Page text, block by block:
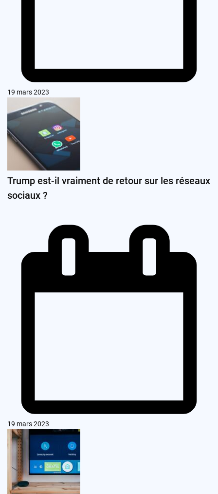
19 mars 2023
Trump est-il vraiment de retour sur les réseaux
sociaux ?
19 mars 2023